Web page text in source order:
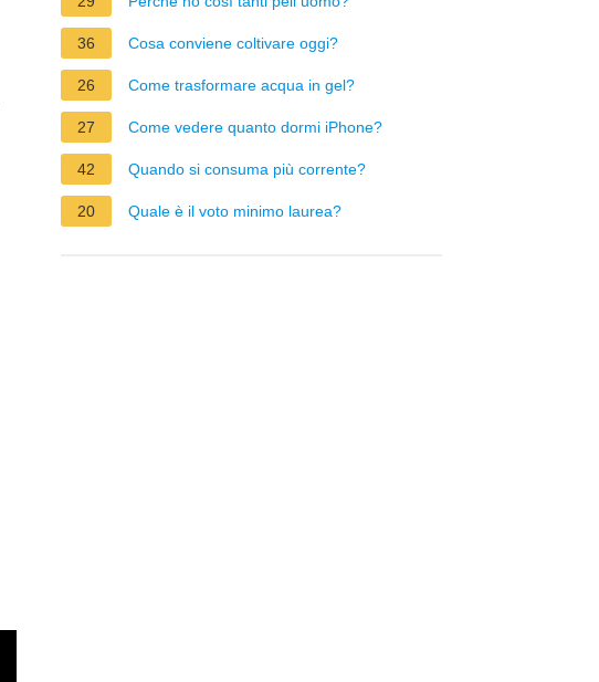
36 Cosa conviene coltivare oggi?
26 Come trasformare acqua in gel?
27 Come vedere quanto dormi iPhone?
42 Quando si consuma più corrente?
20 Quale è il voto minimo laurea?